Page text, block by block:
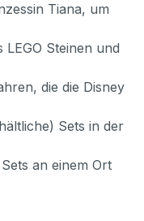
Tiana, um
Steinen und
die die Disney
Sets in der
an einem Ort